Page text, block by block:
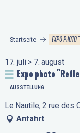
principal
Startseite EXPO PHOTO
17. juli > 7. august
Expo photo
AUSSTELLUNG
Le Nautile, 2 rue des
Anfahrt